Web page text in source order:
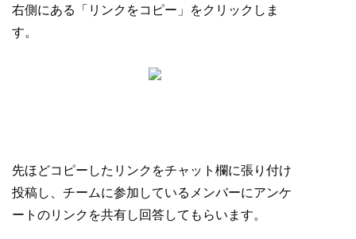
右側にある「リンクをコピー」をクリックしま
す。
先ほどコピーしたリンクをチャット欄に張り付け
投稿し、チームに参加しているメンバーにアンケ
ートのリンクを共有し回答してもらいます。